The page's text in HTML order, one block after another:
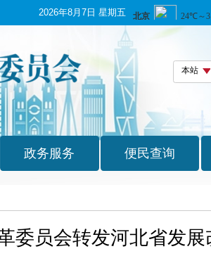
2026年8月7日 星期五
委员会转发河北省发展